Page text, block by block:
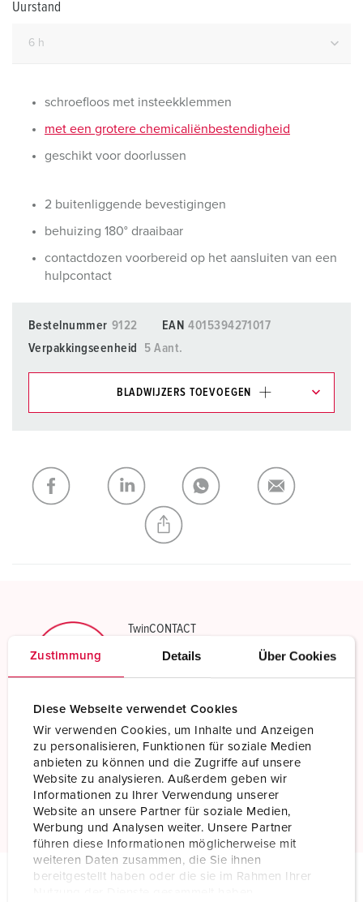
Zustimmung Details Über Cookies
Diese Webseite verwendet Cookies
Wir verwenden Cookies, um Inhalte und Anzeigen
zu personalisieren, Funktionen für soziale Medien
anbieten zu können und die Zugriffe auf unsere
Website zu analysieren. Außerdem geben wir
Informationen zu Ihrer Verwendung unserer
Website an unsere Partner für soziale Medien,
Werbung und Analysen weiter. Unsere Partner
führen diese Informationen möglicherweise mit
weiteren Daten zusammen, die Sie ihnen
bereitgestellt haben oder die sie im Rahmen Ihrer
Uurstand
schroefloos met insteekklemmen
met een grotere chemicaliënbestendigheid
geschikt voor doorlussen
2 buitenliggende bevestigingen
behuizing 180° draaibaar
contactdozen voorbereid op het aansluiten van een
hulpcontact
Bestelnummer 9122 EAN 4015394271017
Verpakkingseenheid
5 Aant.
BLADWIJZERS TOEVOEGEN
Mijn lijst TOEVOEGEN
NIEUW LIJST MAKEN
TwinCONTACT
Schroefloos met insteekklemmen
Bestand tegen chemicaliën
Verhoogde chemicaliënbestendigheid
Meer informatie